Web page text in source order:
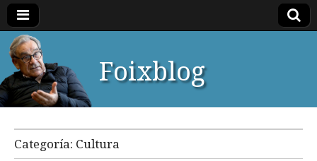
Foixblog
Categoría: Cultura